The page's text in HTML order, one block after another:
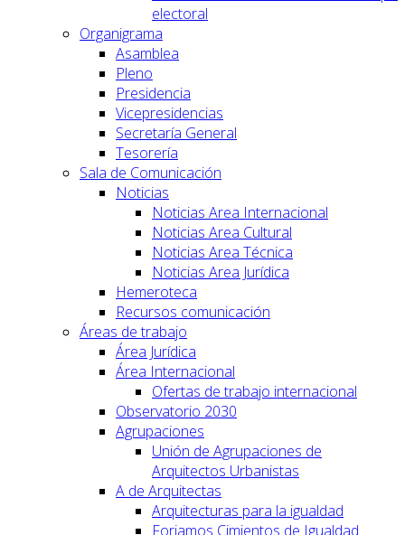
electoral
Organigrama
Asamblea
Pleno
Presidencia
Vicepresidencias
Secretaría General
Tesorería
Sala de Comunicación
Noticias
Noticias Area Internacional
Noticias Area Cultural
Noticias Area Técnica
Noticias Area Jurídica
Hemeroteca
Recursos comunicación
Áreas de trabajo
Área Jurídica
Área Internacional
Ofertas de trabajo internacional
Observatorio 2030
Agrupaciones
Unión de Agrupaciones de
Arquitectos Urbanistas
A de Arquitectas
Arquitecturas para la igualdad
Forjamos Cimientos de Igualdad